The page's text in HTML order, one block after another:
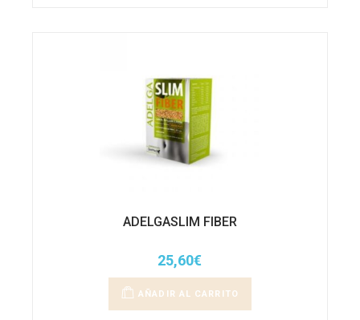
ADELGASLIM FIBER
25,60€
AÑADIR AL CARRITO